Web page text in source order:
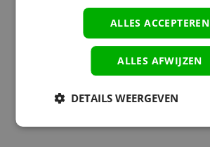
ALLES ACCEPTEREN
ALLES AFWIJZEN
DETAILS WEERGEVEN